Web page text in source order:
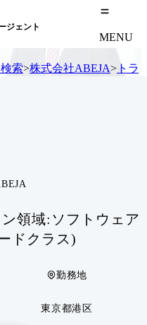
ジェント
MENU
索>株式会社ABEJA> トラ
領域:ソフトウェア
ドクラス)
勤務地
東京都港区